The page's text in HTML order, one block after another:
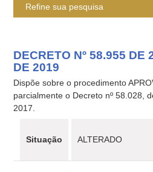
Refine sua pesquisa
DECRETO Nº 58.955 DE
DE 2019
Dispõe sobre o procedimento
parcialmente o Decreto nº 58.028,
2017.
Situação ALTERADO